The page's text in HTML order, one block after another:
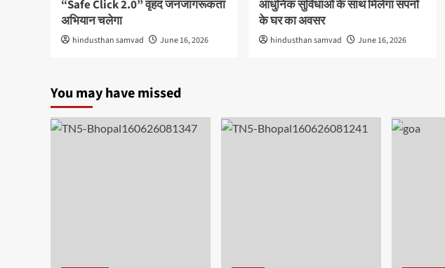
“Safe Click 2.0” वृहद जनजागरूकता
अभियान चलेगा
hindusthan samvad June 16, 2026
आधुनिक सुविधाओं के साथ मिलेगा सपनों
के घर का अवसर
hindusthan samvad June 16, 2026
You may have missed